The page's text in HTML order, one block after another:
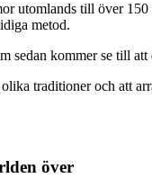
utomlands till över
metod.
sedan kommer se till
traditioner och att
över